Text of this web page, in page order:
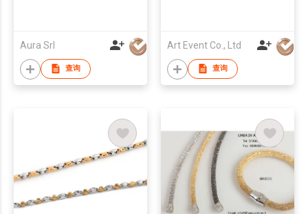
Aura Srl
查询
Art Event Co., Ltd
查询